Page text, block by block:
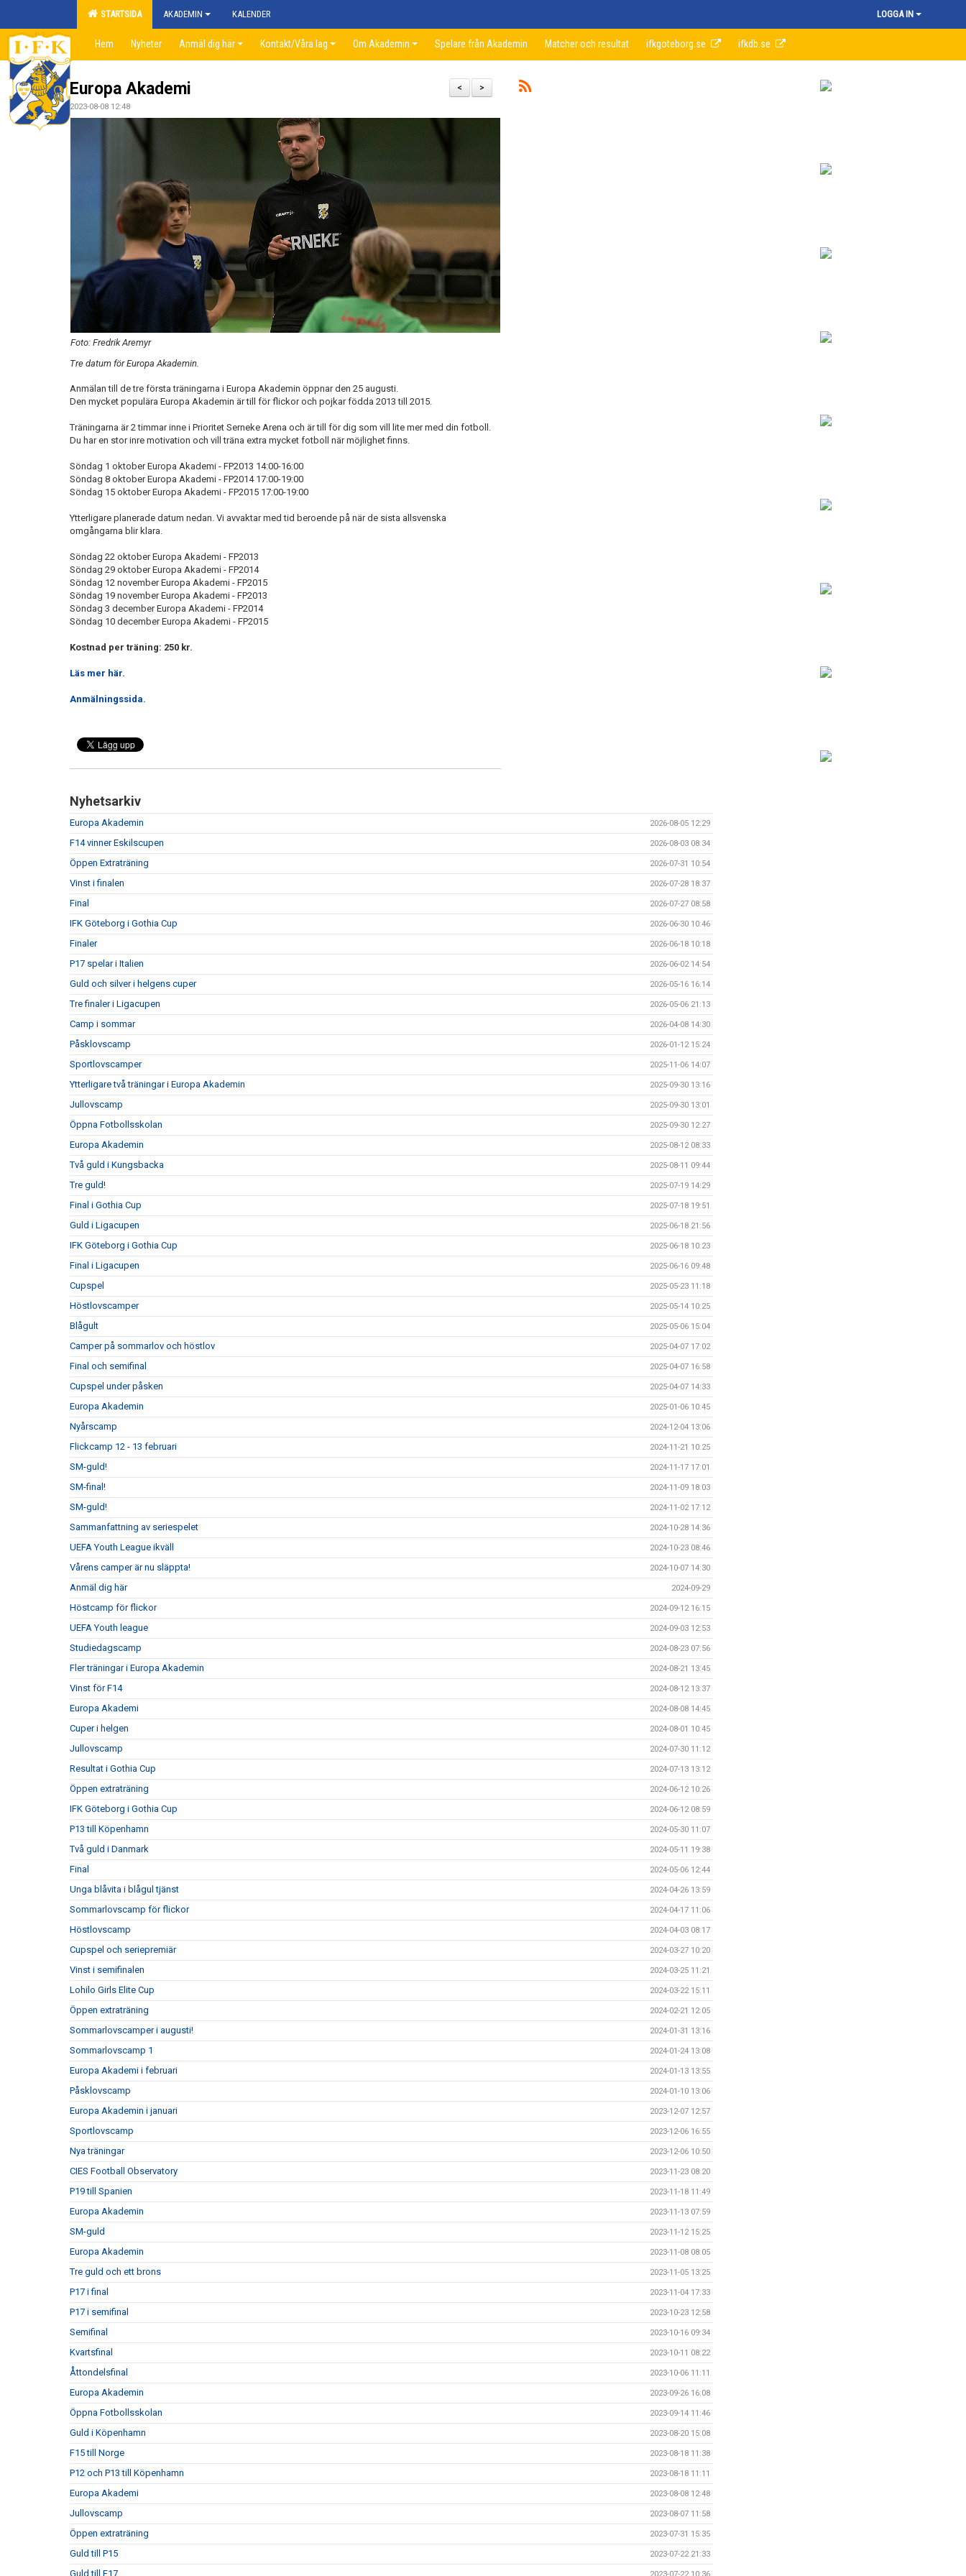
STARTSIDA AKADEMIN KALENDER LOGGA IN
Hem Nyheter Anmäl dig här Kontakt/Våra lag Om Akademin Spelare från Akademin Matcher och resultat ifkgoteborg.se ifkdb.se
>
<
Europa Akademi
2023-08-08 12:48
Foto: Fredrik Aremyr
Tre datum för Europa Akademin.
Anmälan till de tre första träningarna i Europa Akademin öppnar den 25 augusti.
Den mycket populära Europa Akademin är till för flickor och pojkar födda 2013 till 2015.
Träningarna är 2 timmar inne i Prioritet Serneke Arena och är till för dig som vill lite mer med din fotboll.
Du har en stor inre motivation och vill träna extra mycket fotboll när möjlighet finns.
Söndag 1 oktober Europa Akademi - FP2013 14:00-16:00
Söndag 8 oktober Europa Akademi - FP2014 17:00-19:00
Söndag 15 oktober Europa Akademi - FP2015 17:00-19:00
Ytterligare planerade datum nedan. Vi avvaktar med tid beroende på när de sista allsvenska
omgångarna blir klara.
Söndag 22 oktober Europa Akademi - FP2013
Söndag 29 oktober Europa Akademi - FP2014
Söndag 12 november Europa Akademi - FP2015
Söndag 19 november Europa Akademi - FP2013
Söndag 3 december Europa Akademi - FP2014
Söndag 10 december Europa Akademi - FP2015
Kostnad per träning: 250 kr.
Läs mer här.
Anmälningssida.
Nyhetsarkiv
Europa Akademin 2026-08-05 12:29
F14 vinner Eskilscupen 2026-08-03 08:34
Öppen Extraträning 2026-07-31 10:54
Vinst i finalen 2026-07-28 18:37
Final 2026-07-27 08:58
IFK Göteborg i Gothia Cup 2026-06-30 10:46
Finaler 2026-06-18 10:18
P17 spelar i Italien 2026-06-02 14:54
Guld och silver i helgens cuper 2026-05-16 16:14
Tre finaler i Ligacupen 2026-05-06 21:13
Camp i sommar 2026-04-08 14:30
Påsklovscamp 2026-01-12 15:24
Sportlovscamper 2025-11-06 14:07
Ytterligare två träningar i Europa Akademin 2025-09-30 13:16
Jullovscamp 2025-09-30 13:01
Öppna Fotbollsskolan 2025-09-30 12:27
Europa Akademin 2025-08-12 08:33
Två guld i Kungsbacka 2025-08-11 09:44
Tre guld! 2025-07-19 14:29
Final i Gothia Cup 2025-07-18 19:51
Guld i Ligacupen 2025-06-18 21:56
IFK Göteborg i Gothia Cup 2025-06-18 10:23
Final i Ligacupen 2025-06-16 09:48
Cupspel 2025-05-23 11:18
Höstlovscamper 2025-05-14 10:25
Blågult 2025-05-06 15:04
Camper på sommarlov och höstlov 2025-04-07 17:02
Final och semifinal 2025-04-07 16:58
Cupspel under påsken 2025-04-07 14:33
Europa Akademin 2025-01-06 10:45
Nyårscamp 2024-12-04 13:06
Flickcamp 12 - 13 februari 2024-11-21 10:25
SM-guld! 2024-11-17 17:01
SM-final! 2024-11-09 18:03
SM-guld! 2024-11-02 17:12
Sammanfattning av seriespelet 2024-10-28 14:36
UEFA Youth League ikväll 2024-10-23 08:46
Vårens camper är nu släppta! 2024-10-07 14:30
Anmäl dig här 2024-09-29
Höstcamp för flickor 2024-09-12 16:15
UEFA Youth league 2024-09-03 12:53
Studiedagscamp 2024-08-23 07:56
Fler träningar i Europa Akademin 2024-08-21 13:45
Vinst för F14 2024-08-12 13:37
Europa Akademi 2024-08-08 14:45
Cuper i helgen 2024-08-01 10:45
Jullovscamp 2024-07-30 11:12
Resultat i Gothia Cup 2024-07-13 13:12
Öppen extraträning 2024-06-12 10:26
IFK Göteborg i Gothia Cup 2024-06-12 08:59
P13 till Köpenhamn 2024-05-30 11:07
Två guld i Danmark 2024-05-11 19:38
Final 2024-05-06 12:44
Unga blåvita i blågul tjänst 2024-04-26 13:59
Sommarlovscamp för flickor 2024-04-17 11:06
Höstlovscamp 2024-04-03 08:17
Cupspel och seriepremiär 2024-03-27 10:20
Vinst i semifinalen 2024-03-25 11:21
Lohilo Girls Elite Cup 2024-03-22 15:11
Öppen extraträning 2024-02-21 12:05
Sommarlovscamper i augusti! 2024-01-31 13:16
Sommarlovscamp 1 2024-01-24 13:08
Europa Akademi i februari 2024-01-13 13:55
Påsklovscamp 2024-01-10 13:06
Europa Akademin i januari 2023-12-07 12:57
Sportlovscamp 2023-12-06 16:55
Nya träningar 2023-12-06 10:50
CIES Football Observatory 2023-11-23 08:20
P19 till Spanien 2023-11-18 11:49
Europa Akademin 2023-11-13 07:59
SM-guld 2023-11-12 15:25
Europa Akademin 2023-11-08 08:05
Tre guld och ett brons 2023-11-05 13:25
P17 i final 2023-11-04 17:33
P17 i semifinal 2023-10-23 12:58
Semifinal 2023-10-16 09:34
Kvartsfinal 2023-10-11 08:22
Åttondelsfinal 2023-10-06 11:11
Europa Akademin 2023-09-26 16:08
Öppna Fotbollsskolan 2023-09-14 11:46
Guld i Köpenhamn 2023-08-20 15:08
F15 till Norge 2023-08-18 11:38
P12 och P13 till Köpenhamn 2023-08-18 11:11
Europa Akademi 2023-08-08 12:48
Jullovscamp 2023-08-07 11:58
Öppen extraträning 2023-07-31 15:35
Guld till P15 2023-07-22 21:33
Guld till F17 2023-07-22 10:36